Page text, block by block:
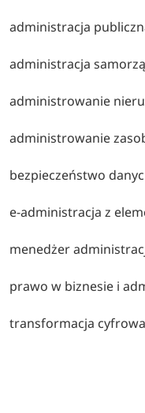
administracja
administracja
bezpieczeństwo
e-administracja z
prawo w biznesie i